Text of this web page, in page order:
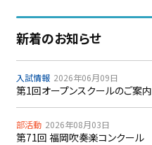
新着のお知らせ
入試情報 2026年06月09日
第1回オープンスクールのご案内
部活動 2026年08月03日
第71回 福岡吹奏楽コンクール